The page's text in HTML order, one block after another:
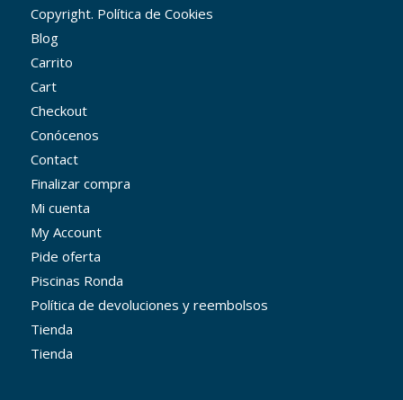
Copyright. Política de Cookies
Blog
Carrito
Cart
Checkout
Conócenos
Contact
Finalizar compra
Mi cuenta
My Account
Pide oferta
Piscinas Ronda
Política de devoluciones y reembolsos
Tienda
Tienda